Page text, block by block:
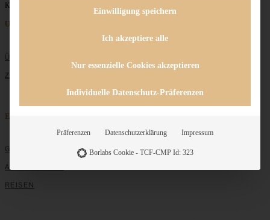
Keine Beiträge gefunden
Unternehmen
ÜBER MICH
ZUSAMMENARBEIT
Entdecken
GRUNDLAGEN
ALLE REZEPTE
REISEN
Einwilligung speichern
Ich akzeptiere alle
Nur essenzielle Cookies akzeptieren
Individuelle Datenschutz-Präferenzen
Präferenzen Datenschutzerklärung Impressum
Borlabs Cookie - TCF-CMP Id: 323